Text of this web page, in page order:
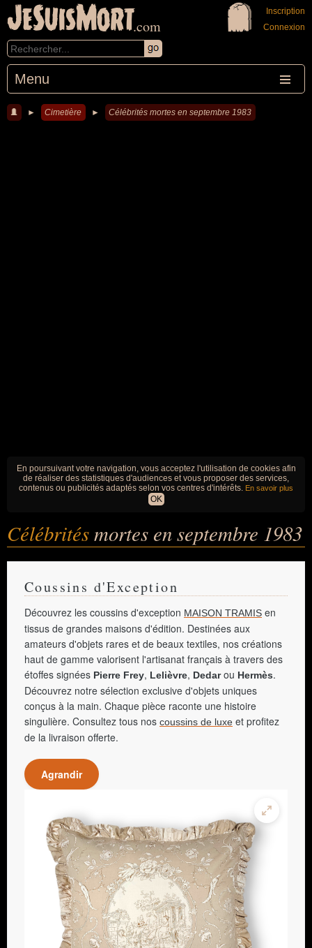
JeSuisMort.com
Menu
Inscription
Connexion
► Cimetière ► Célébrités mortes en septembre 1983
En poursuivant votre navigation, vous acceptez l'utilisation de cookies afin
de réaliser des statistiques d'audiences et vous proposer des services,
contenus ou publicités adaptés selon vos centres d'intérêts. En savoir plus
OK
Célébritésmortes en septembre 1983
Coussins d'Exception
Découvrez les coussins d'exception MAISON TRAMIS en
tissus de grandes maisons d'édition. Destinées aux
amateurs d'objets rares et de beaux textiles, nos créations
haut de gamme valorisent l'artisanat français à travers des
étoffes signées Pierre Frey, Lelièvre, Dedarou Hermès.
Découvrez notre sélection exclusive d'objets uniques
conçus à la main. Chaque pièce raconte une histoire
singulière. Consultez tous nos coussins de luxe et profitez
de la livraison offerte.
Agrandir